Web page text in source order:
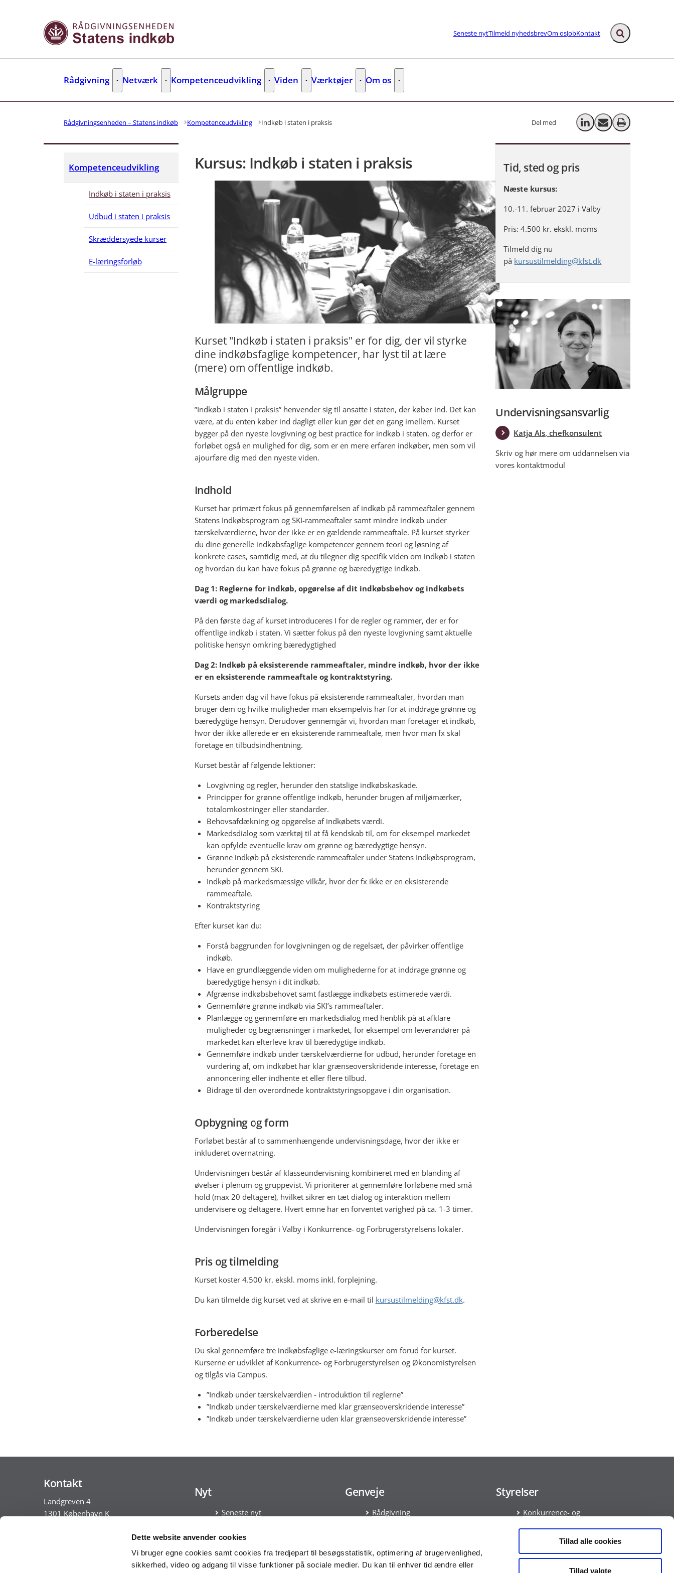
Dette website anvender cookies
Vi bruger egne cookies samt cookies fra tredjepart til besøgsstatistik, optimering af brugervenlighed,
sikkerhed, video og adgang til visse funktioner på sociale medier. Du kan til enhver tid ændre eller
Tillad alle cookies
Tillad valgte
Seneste nytTilmeld nyhedsbrevOm osJobKontakt Fold søgefelt ud
Rådgivning Rådgivning - Flere links
Netværk Netværk - Flere links
Kompetenceudvikling Kompetenceudvikling - Flere links
Viden Viden - Flere links
Værktøjer Værktøjer - Flere links
Om os Om os - Flere links
Rådgivningsenheden – Statens indkøb Kompetenceudvikling Indkøb i staten i praksis Del med Del på LinkedIn
Send email
Print
Kompetenceudvikling
Indkøb i staten i praksis
Udbud i staten i praksis
Skræddersyede kurser
E-læringsforløb
Kursus: Indkøb i staten i praksis
Kurset "Indkøb i staten i praksis" er for dig, der vil styrke
dine indkøbsfaglige kompetencer, har lyst til at lære
(mere) om offentlige indkøb.
Målgruppe
”Indkøb i staten i praksis” henvender sig til ansatte i staten, der køber ind. Det kan
være, at du enten køber ind dagligt eller kun gør det en gang imellem. Kurset
bygger på den nyeste lovgivning og best practice for indkøb i staten, og derfor er
forløbet også en mulighed for dig, som er en mere erfaren indkøber, men som vil
ajourføre dig med den nyeste viden.
Indhold
Kurset har primært fokus på gennemførelsen af indkøb på rammeaftaler gennem
Statens Indkøbsprogram og SKI-rammeaftaler samt mindre indkøb under
tærskelværdierne, hvor der ikke er en gældende rammeaftale. På kurset styrker
du dine generelle indkøbsfaglige kompetencer gennem teori og løsning af
konkrete cases, samtidig med, at du tilegner dig specifik viden om indkøb i staten
og hvordan du kan have fokus på grønne og bæredygtige indkøb.
Dag 1: Reglerne for indkøb, opgørelse af dit indkøbsbehov og indkøbets
værdi og markedsdialog.
På den første dag af kurset introduceres I for de regler og rammer, der er for
offentlige indkøb i staten. Vi sætter fokus på den nyeste lovgivning samt aktuelle
politiske hensyn omkring bæredygtighed
Dag 2: Indkøb på eksisterende rammeaftaler, mindre indkøb, hvor der ikke
er en eksisterende rammeaftale og kontraktstyring.
Kursets anden dag vil have fokus på eksisterende rammeaftaler, hvordan man
bruger dem og hvilke muligheder man eksempelvis har for at inddrage grønne og
bæredygtige hensyn. Derudover gennemgår vi, hvordan man foretager et indkøb,
hvor der ikke allerede er en eksisterende rammeaftale, men hvor man fx skal
foretage en tilbudsindhentning.
Kurset består af følgende lektioner:
Lovgivning og regler, herunder den statslige indkøbskaskade.
Principper for grønne offentlige indkøb, herunder brugen af miljømærker,
totalomkostninger eller standarder.
Behovsafdækning og opgørelse af indkøbets værdi.
Markedsdialog som værktøj til at få kendskab til, om for eksempel markedet
kan opfylde eventuelle krav om grønne og bæredygtige hensyn.
Grønne indkøb på eksisterende rammeaftaler under Statens Indkøbsprogram,
herunder gennem SKI.
Indkøb på markedsmæssige vilkår, hvor der fx ikke er en eksisterende
rammeaftale.
Kontraktstyring
Efter kurset kan du:
Forstå baggrunden for lovgivningen og de regelsæt, der påvirker offentlige
indkøb.
Have en grundlæggende viden om mulighederne for at inddrage grønne og
bæredygtige hensyn i dit indkøb.
Afgrænse indkøbsbehovet samt fastlægge indkøbets estimerede værdi.
Gennemføre grønne indkøb via SKI’s rammeaftaler.
Planlægge og gennemføre en markedsdialog med henblik på at afklare
muligheder og begrænsninger i markedet, for eksempel om leverandører på
markedet kan efterleve krav til bæredygtige indkøb.
Gennemføre indkøb under tærskelværdierne for udbud, herunder foretage en
vurdering af, om indkøbet har klar grænseoverskridende interesse, foretage en
annoncering eller indhente et eller flere tilbud.
Bidrage til den overordnede kontraktstyringsopgave i din organisation.
Opbygning og form
Forløbet består af to sammenhængende undervisningsdage, hvor der ikke er
inkluderet overnatning.
Undervisningen består af klasseundervisning kombineret med en blanding af
øvelser i plenum og gruppevist. Vi prioriterer at gennemføre forløbene med små
hold (max 20 deltagere), hvilket sikrer en tæt dialog og interaktion mellem
undervisere og deltagere. Hvert emne har en forventet varighed på ca. 1-3 timer.
Undervisningen foregår i Valby i Konkurrence- og Forbrugerstyrelsens lokaler.
Pris og tilmelding
Kurset koster 4.500 kr. ekskl. moms inkl. forplejning.
Du kan tilmelde dig kurset ved at skrive en e-mail til kursustilmelding@kfst.dk.
Forberedelse
Du skal gennemføre tre indkøbsfaglige e-læringskurser om forud for kurset.
Kurserne er udviklet af Konkurrence- og Forbrugerstyrelsen og Økonomistyrelsen
og tilgås via Campus.
”Indkøb under tærskelværdien - introduktion til reglerne”
”Indkøb under tærskelværdierne med klar grænseoverskridende interesse”
”Indkøb under tærskelværdierne uden klar grænseoverskridende interesse”
Tid, sted og pris
Næste kursus:
10.-11. februar 2027 i Valby
Pris: 4.500 kr. ekskl. moms
Tilmeld dig nu
på kursustilmelding@kfst.dk
Undervisningsansvarlig
Katja Als, chefkonsulent
Skriv og hør mere om uddannelsen via
vores kontaktmodul
Kontakt
Landgreven 4
1301 København K
Nyt
Seneste nyt
Genveje
Rådgivning
Håndtering af persondata
Statens Indkøbsprogram
Styrelser
Konkurrence- og
Økonomistyrelsen